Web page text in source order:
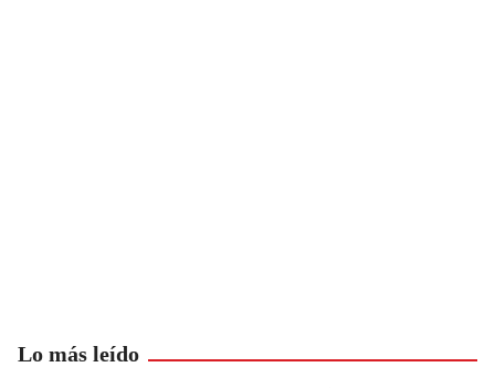
Lo más leído